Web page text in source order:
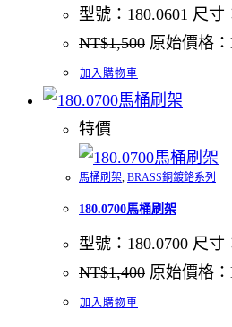
型號：180.0601 尺
NT$1,500 原始價格：
加入購物車
特價
馬桶刷架, BRASS銅鍍鉻系列
180.0700馬桶刷架
型號：180.0700 尺
NT$1,400 原始價格：
加入購物車